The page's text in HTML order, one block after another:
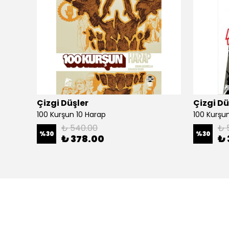
Çizgi Düşler
100 Kurşun 10 Harap
%30 ₺ 540.00
₺ 378.00
Çizgi
100
%30 ₺
₺